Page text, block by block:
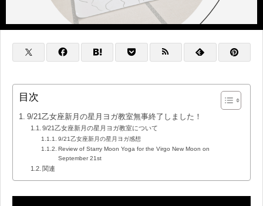
目次
9/21乙女座新月の星月ヨガ教室無事終了しました！
9/21乙女座新月の星月ヨガ教室について
9/21乙女座新月の星月ヨガ感想
Review of Starry Moon Yoga for the Virgo New Moon on
September 21st
関連